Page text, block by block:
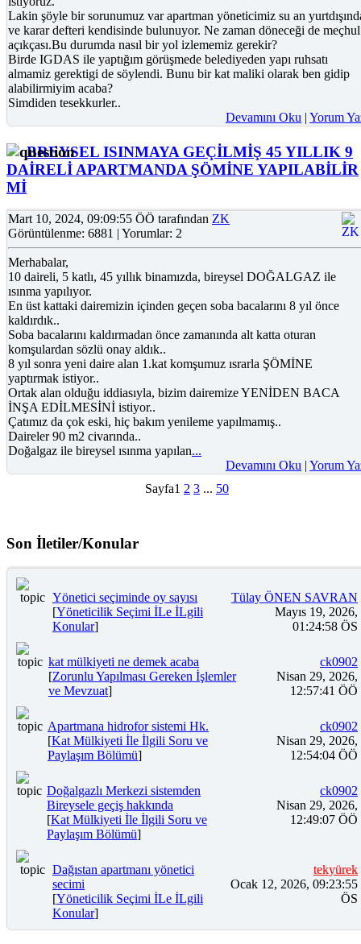
Lakin şöyle bir sorunumuz var apartman yöneticimiz su an
ve karar defteri kendisinde bulunuyor. Ne zaman döneceği de meçhul
açıkçası.Bu durumda nasıl bir yol izlememiz gerekir?
Birde IGDAS ile yaptığım görüşmede belediyeden yapı ruhsatı
almamiz gerektigi de söylendi. Bunu bir kat maliki olarak ben gidip
alabilirmiyim acaba?
Simdiden tesekkurler..
Devamını Oku | Yorum
BREYSEL ISINMAYA GEÇİLMİŞ 45 YILLIK 9
DAİRELİ APARTMANDA ŞÖMİNE YAPILABİLİR
Mİ
Mart 10, 2024, 09:09:55 ÖÖ tarafından ZK
Görüntülenme: 6881 | Yorumlar: 2
Merhabalar,
10 daireli, 5 katlı, 45 yıllık binamızda, bireysel DOĞALGAZ ile
ısınma yapılıyor.
En üst kattaki dairemizin içinden geçen soba bacalarını 8 yıl önce
kaldırdık..
Soba bacalarını kaldırmadan önce zamanında alt katta oturan
komşulardan sözlü onay aldık..
8 yıl sonra yeni daire alan 1.kat komşumuz ısrarla ŞÖMİNE
yaptırmak istiyor..
Ortak alan olduğu iddiasıyla, bizim dairemize YENİDEN BACA
İNŞA EDİLMESİNİ istiyor..
Çatımız da çok eski, hiç bakım yenileme yapılmamış..
Daireler 90 m2 civarında..
Doğalgaz ile bireysel ısınma yapılan...
Devamını Oku | Yorum
Sayfa1 2 3 ... 50
Son İletiler/Konular
Yönetici seçiminde oy sayısı
[Yöneticilik Seçimi İLe İLgili
Konular]
Tülay ÖNEN SAVRAN
Mayıs 19, 2026,
01:24:58 ÖS
kat mülkiyeti ne demek acaba
[Zorunlu Yapılması Gereken İşlemler
ve Mevzuat]
ck0902
Nisan 29, 2026,
12:57:41 ÖÖ
Apartmana hidrofor sistemi Hk.
[Kat Mülkiyeti İle İlgili Soru ve
Paylaşım Bölümü]
ck0902
Nisan 29, 2026,
12:54:04 ÖÖ
Doğalgazlı Merkezi sistemden
Bireysele geçiş hakkında
[Kat Mülkiyeti İle İlgili Soru ve
Paylaşım Bölümü]
ck0902
Nisan 29, 2026,
12:49:07 ÖÖ
Dağıstan apartmanı yönetici
secimi
[Yöneticilik Seçimi İLe İLgili
Konular]
tekyürek
Ocak 12, 2026, 09:23:55
ÖS